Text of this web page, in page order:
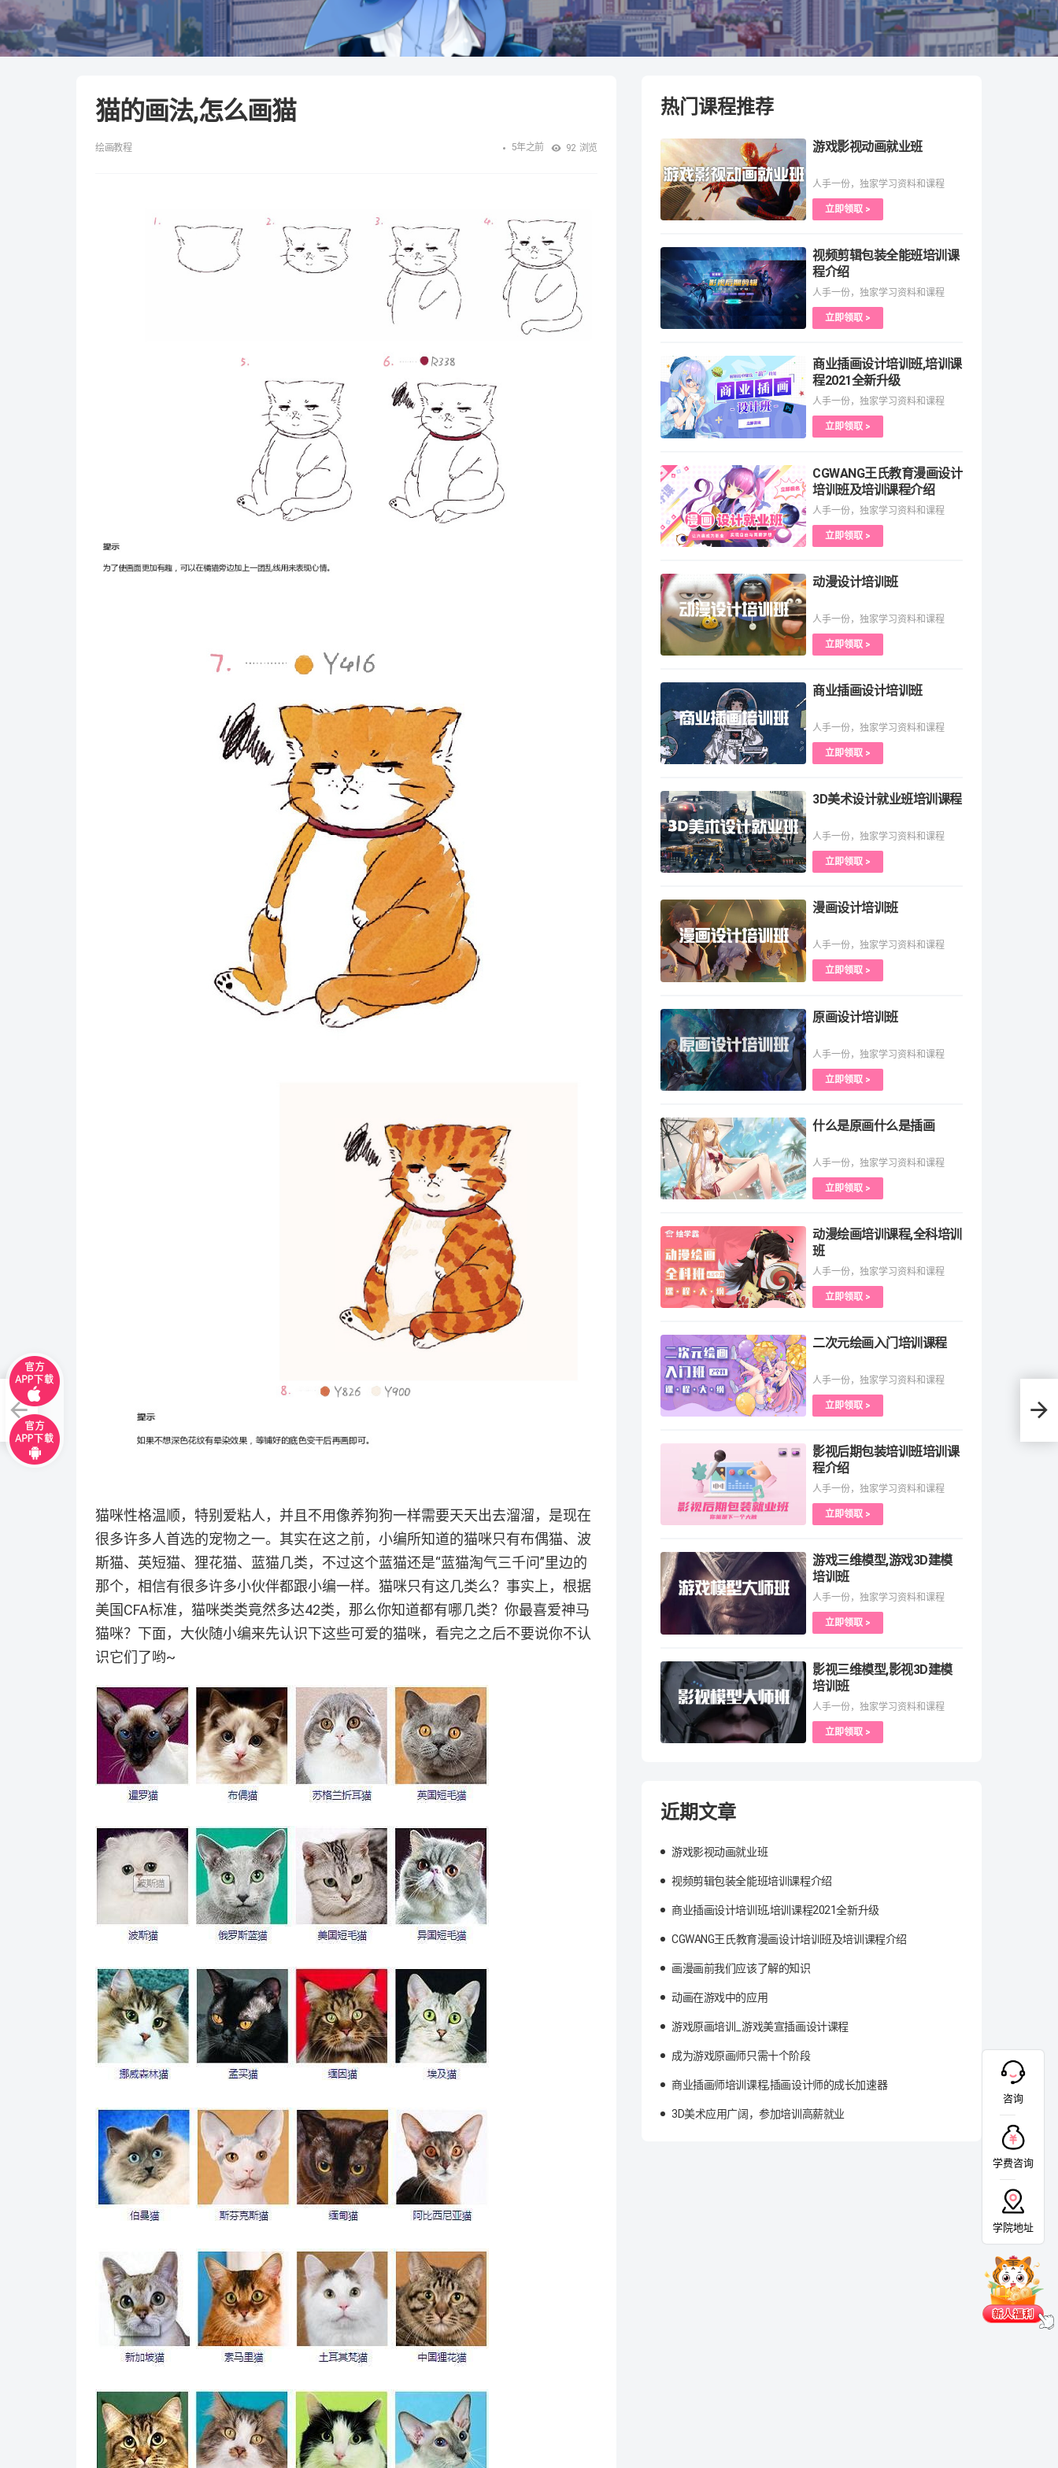
猫的画法,怎么画猫
绘画教程 5年之前 92 浏览
猫咪性格温顺，特别爱粘人，并且不用像养狗狗一样需要天天出去溜溜，是现在
很多许多人首选的宠物之一。其实在这之前，小编所知道的猫咪只有布偶猫、波
斯猫、英短猫、狸花猫、蓝猫几类，不过这个蓝猫还是“蓝猫淘气三千问”里边的
那个，相信有很多许多小伙伴都跟小编一样。猫咪只有这几类么？事实上，根据
美国CFA标准，猫咪类类竟然多达42类，那么你知道都有哪几类？你最喜爱神马
猫咪？下面，大伙随小编来先认识下这些可爱的猫咪，看完之之后不要说你不认
识它们了哟~
狗的
热门课程推荐
游戏影视动画就业班
人手一份，独家学习资料和课程
立即领取 >
视频剪辑包装全能班培训课
程介绍
人手一份，独家学习资料和课程
立即领取 >
商业插画设计培训班,培训课
程2021全新升级
人手一份，独家学习资料和课程
立即领取 >
CGWANG王氏教育漫画设计
培训班及培训课程介绍
人手一份，独家学习资料和课程
立即领取 >
动漫设计培训班
人手一份，独家学习资料和课程
立即领取 >
商业插画设计培训班
人手一份，独家学习资料和课程
立即领取 >
3D美术设计就业班培训课程
人手一份，独家学习资料和课程
立即领取 >
漫画设计培训班
人手一份，独家学习资料和课程
立即领取 >
原画设计培训班
人手一份，独家学习资料和课程
立即领取 >
什么是原画什么是插画
人手一份，独家学习资料和课程
立即领取 >
动漫绘画培训课程,全科培训
班
人手一份，独家学习资料和课程
立即领取 >
二次元绘画入门培训课程
人手一份，独家学习资料和课程
立即领取 >
影视后期包装培训班培训课
程介绍
人手一份，独家学习资料和课程
立即领取 >
游戏三维模型,游戏3D建模
培训班
人手一份，独家学习资料和课程
立即领取 >
影视三维模型,影视3D建模
培训班
人手一份，独家学习资料和课程
立即领取 >
近期文章
游戏影视动画就业班
视频剪辑包装全能班培训课程介绍
商业插画设计培训班,培训课程2021全新升级
CGWANG王氏教育漫画设计培训班及培训课程介绍
画漫画前我们应该了解的知识
动画在游戏中的应用
游戏原画培训_游戏美宣插画设计课程
成为游戏原画师只需十个阶段
商业插画师培训课程,插画设计师的成长加速器
3D美术应用广阔，参加培训高薪就业
咨询
学费咨询
学院地址